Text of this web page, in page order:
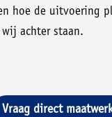
hoe de uitvoering
achter staan.
Vraag direct